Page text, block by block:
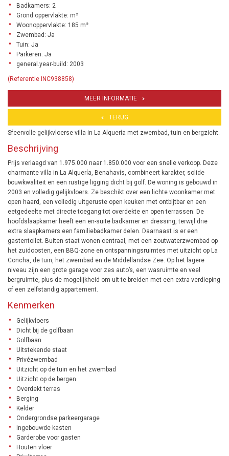
Badkamers: 2
Grond oppervlakte: m²
Woonoppervlakte: 185 m²
Zwembad: Ja
Tuin: Ja
Parkeren: Ja
general.year-build: 2003
(Referentie INC938858)
MEER INFORMATIE
TERUG
Sfeervolle gelijkvloerse villa in La Alquería met zwembad, tuin en bergzicht.
Beschrijving
Prijs verlaagd van 1.975.000 naar 1.850.000 voor een snelle verkoop. Deze
charmante villa in La Alquería, Benahavís, combineert karakter, solide
bouwkwaliteit en een rustige ligging dicht bij golf. De woning is gebouwd in
2003 en volledig gelijkvloers. Ze beschikt over een lichte woonkamer met
open haard, een volledig uitgeruste open keuken met ontbijtbar en een
eetgedeelte met directe toegang tot overdekte en open terrassen. De
hoofdslaapkamer heeft een en-suite badkamer en dressing, terwijl drie
extra slaapkamers een familiebadkamer delen. Daarnaast is er een
gastentoilet. Buiten staat wonen centraal, met een zoutwaterzwembad op
het zuidoosten, een BBQ-zone en ontspanningsruimtes met uitzicht op La
Concha, de tuin, het zwembad en de Middellandse Zee. Op het lagere
niveau zijn een grote garage voor zes auto’s, een wasruimte en veel
bergruimte, plus de mogelijkheid om uit te breiden met een extra verdieping
of een zelfstandig appartement.
Kenmerken
Gelijkvloers
Dicht bij de golfbaan
Golfbaan
Uitstekende staat
Privézwembad
Uitzicht op de tuin en het zwembad
Uitzicht op de bergen
Overdekt terras
Berging
Kelder
Ondergrondse parkeergarage
Ingebouwde kasten
Garderobe voor gasten
Houten vloer